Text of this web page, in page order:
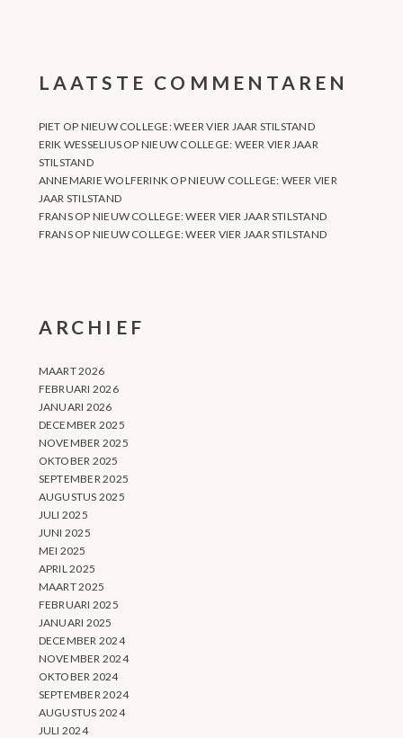
LAATSTE COMMENTAREN
PIET OP NIEUW COLLEGE: WEER VIER JAAR STILSTAND
ERIK WESSELIUS OP NIEUW COLLEGE: WEER VIER JAAR
STILSTAND
ANNEMARIE WOLFERINK OPNIEUW COLLEGE: WEER VIER
JAAR STILSTAND
FRANSOP NIEUW COLLEGE: WEER VIER JAAR STILSTAND
FRANSOP NIEUW COLLEGE: WEER VIER JAAR STILSTAND
ARCHIEF
MAART 2026
FEBRUARI 2026
JANUARI 2026
DECEMBER 2025
NOVEMBER 2025
OKTOBER 2025
SEPTEMBER 2025
AUGUSTUS 2025
JULI 2025
JUNI 2025
MEI 2025
APRIL 2025
MAART 2025
FEBRUARI 2025
JANUARI 2025
DECEMBER 2024
NOVEMBER 2024
OKTOBER 2024
SEPTEMBER 2024
AUGUSTUS 2024
JULI 2024